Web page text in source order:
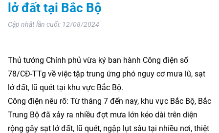
lở đất tại Bắc Bộ
Cập nhật lần cuối: 12/08/2024
Thủ tướng Chính phủ vừa ký ban hành Công điện số
78/CĐ-TTg về việc tập trung ứng phó nguy cơ mưa lũ, sạt
lở đất, lũ quét tại khu vực Bắc Bộ.
Công điện nêu rõ: Từ tháng 7 đến nay, khu vực Bắc Bộ, Bắc
Trung Bộ đã xảy ra nhiều đợt mưa lớn kéo dài trên diện
rộng gây sạt lở đất, lũ quét, ngập lụt sâu tại nhiều nơi, thiệt